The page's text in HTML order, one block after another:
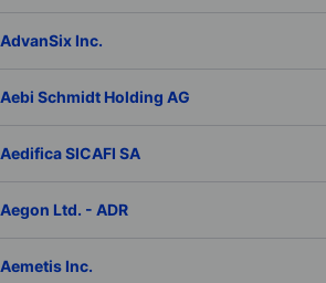
AdvanSix Inc.
Aebi Schmidt Holding AG
Aedifica SICAFI SA
Aegon Ltd. - ADR
Aemetis Inc.